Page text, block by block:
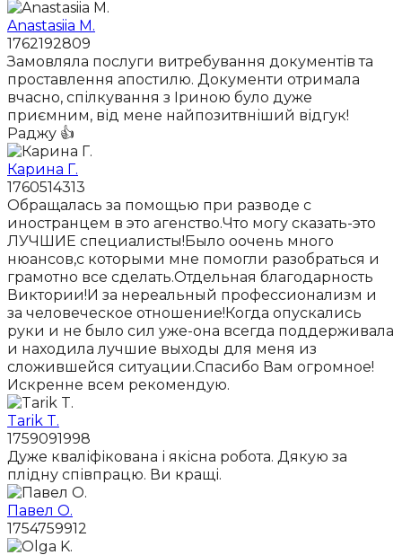
Anastasiia M.
1762192809
Замовляла послуги витребування документів та
проставлення апостилю. Документи отримала
вчасно, спілкування з Іриною було дуже
приємним, від мене найпозитвніший відгук!
Раджу 👍
Карина Г.
1760514313
Обращалась за помощью при разводе с
иностранцем в это агенство.Что могу сказать-это
ЛУЧШИЕ специалисты!Было оочень много
нюансов,с которыми мне помогли разобраться и
грамотно все сделать.Отдельная благодарность
Виктории!И за нереальный профессионализм и
за человеческое отношение!Когда опускались
руки и не было сил уже-она всегда поддерживала
и находила лучшие выходы для меня из
сложившейся ситуации.Спасибо Вам огромное!
Искренне всем рекомендую.
Tarik T.
1759091998
Дуже кваліфікована і якісна робота. Дякую за
плідну співпрацю. Ви кращі.
Павел О.
1754759912